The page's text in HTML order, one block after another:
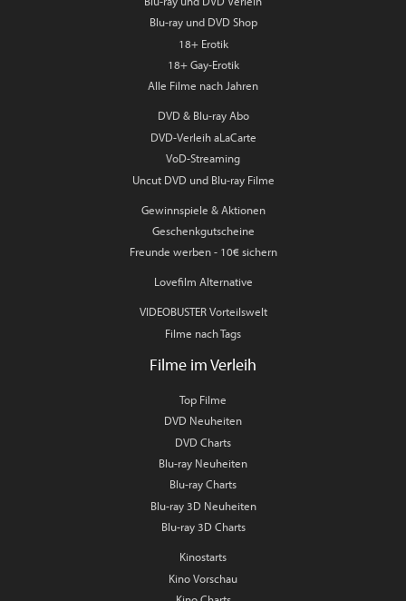
Blu-ray und DVD Shop
18+ Erotik
18+ Gay-Erotik
Alle Filme nach Jahren
DVD & Blu-ray Abo
DVD-Verleih aLaCarte
VoD-Streaming
Uncut DVD und Blu-ray Filme
Gewinnspiele & Aktionen
Geschenkgutscheine
Freunde werben - 10€ sichern
Lovefilm Alternative
VIDEOBUSTER Vorteilswelt
Filme nach Tags
Filme im Verleih
Top Filme
DVD Neuheiten
DVD Charts
Blu-ray Neuheiten
Blu-ray Charts
Blu-ray 3D Neuheiten
Blu-ray 3D Charts
Kinostarts
Kino Vorschau